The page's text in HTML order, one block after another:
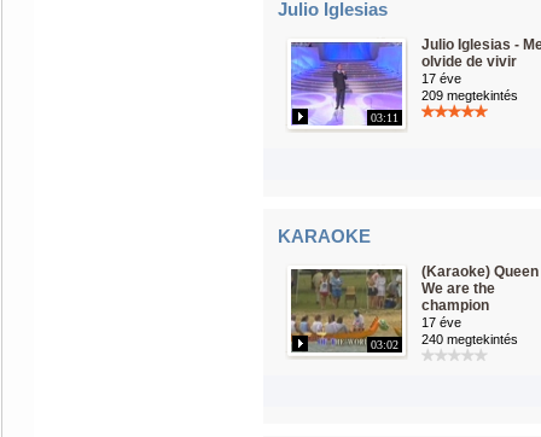
Julio Iglesias
03:11
Julio Iglesias -
olvide de vivir
17 éve
209 megtekintés
KARAOKE
03:02
(Karaoke) Queen
We are the
champion
17 éve
240 megtekintés